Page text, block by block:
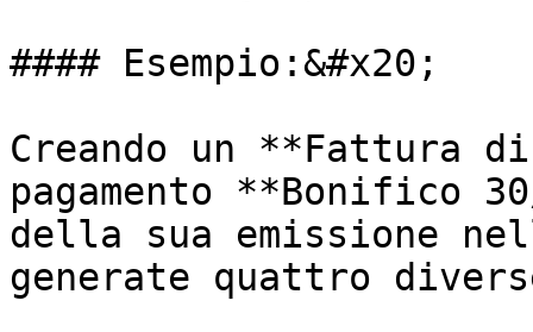
#### Esempio:&#x20;
Creando un **Fattura
pagamento **Bonifico
della sua emissione
generate quattro